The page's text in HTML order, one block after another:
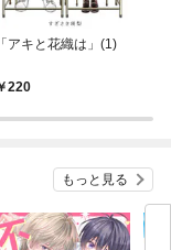
「アキと花織は」(1)
220
もっと見る